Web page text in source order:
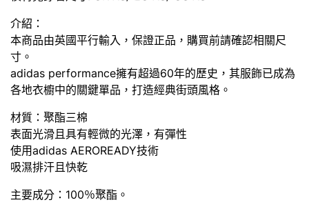
介紹：
本商品由英國平行輸入，保證正品，購買前請確認相關尺
寸。
adidas performance擁有超過60年的歷史，其服飾已成為
各地衣櫥中的關鍵單品，打造經典街頭風格。
材質：聚酯三棉
表面光滑且具有輕微的光澤，有彈性
使用adidas AEROREADY技術
吸濕排汗且快乾
主要成分：100％聚酯。